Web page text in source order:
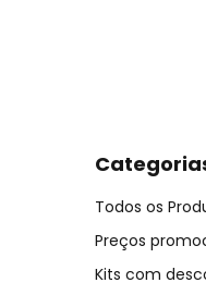
Todos os
Preços
Kits com